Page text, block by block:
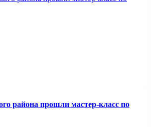
района прошли мастер-класс по